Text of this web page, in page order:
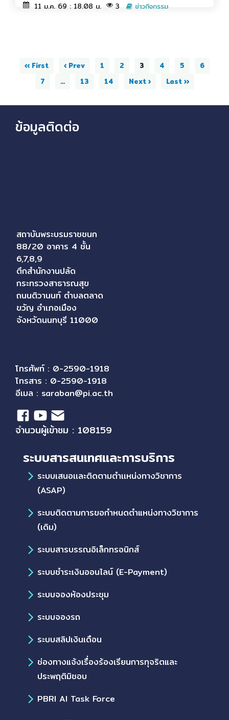
11 ม.ค. 69 : 18.08 น. 3 ข่าวกิจกรรม
‹‹ First ‹ Prev 1 2 3 4 5
6
7
... 13 14 Next › Last ››
ข้อมูลติดต่อ
สถาบันพระบรมราชชนก
88/20 อาคาร 4 ชั้น
6,7,8,9
ตึกสำนักงานปลัด
กระทรวงสาธารณสุข
ถนนติวานนท์ ตำบลตลาด
ขวัญ อำเภอเมือง
จังหวัดนนทบุรี 11000
โทรศัพท์ : 0-2590-1918
โทรสาร : 0-2590-1918
อีเมล : saraban@pi.ac.th
จำนวนผู้เข้าชม : 108159
ระบบสารสนเทศและการบริการ
ระบบเสนอเเละติดตามตำเเหน่งทางวิชาการ
(ASAP)
ระบบติดตามการขอกำหนดตำแหน่งทางวิชาการ
(เดิม)
ระบบสารบรรณอิเล็กทรอนิกส์
ระบบชำระเงินออนไลน์ (E-Payment)
ระบบจองห้องประชุม
ระบบจองรถ
ระบบสลิปเงินเดือน
ช่องทางแจ้งเรื่องร้องเรียนการทุจริตและ
ประพฤติมิชอบ
PBRI AI Task Force